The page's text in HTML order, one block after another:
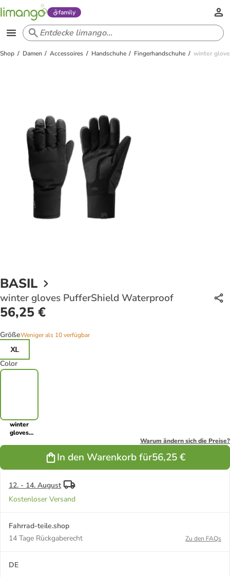
family
Shop Damen Accessoires Handschuhe Fingerhandschuhe winter
BASIL
winter gloves PufferShield Waterproof
56,25 €
GrößeWeniger als 10 verfügbar
XL
Color
winter
gloves
Warum ändern sich die Preise?
In den Warenkorb für56,25 €
12. - 14. August
Kostenloser Versand
Fahrrad-teile.shop
14 Tage Rückgaberecht
Zu den FAQs
DE